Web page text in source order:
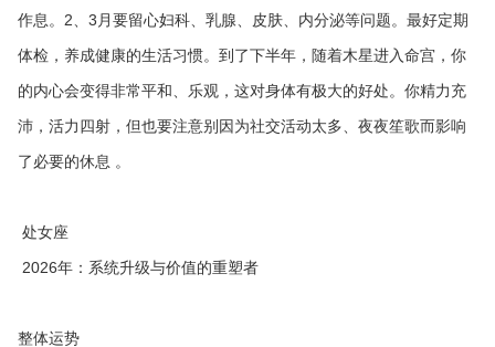
作息。2、3月要留心妇科、乳腺、皮肤、内分泌等问题。最好定期
体检，养成健康的生活习惯。到了下半年，随着木星进入命宫，你
的内心会变得非常平和、乐观，这对身体有极大的好处。你精力充
沛，活力四射，但也要注意别因为社交活动太多、夜夜笙歌而影响
了必要的休息 。
处女座
2026年：系统升级与价值的重塑者
整体运势